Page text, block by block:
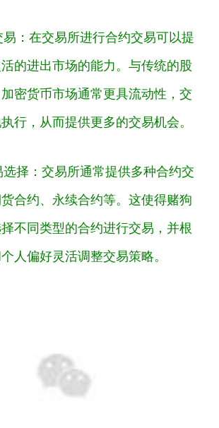
：在交易所进行合约交易可以提
的进出市场的能力。与传统的股
密货币市场通常更具流动性，交
行，从而提供更多的交易机会。
择：交易所通常提供多种合约交
合约、永续合约等。这使得赌狗
不同类型的合约进行交易，并根
人偏好灵活调整交易策略。